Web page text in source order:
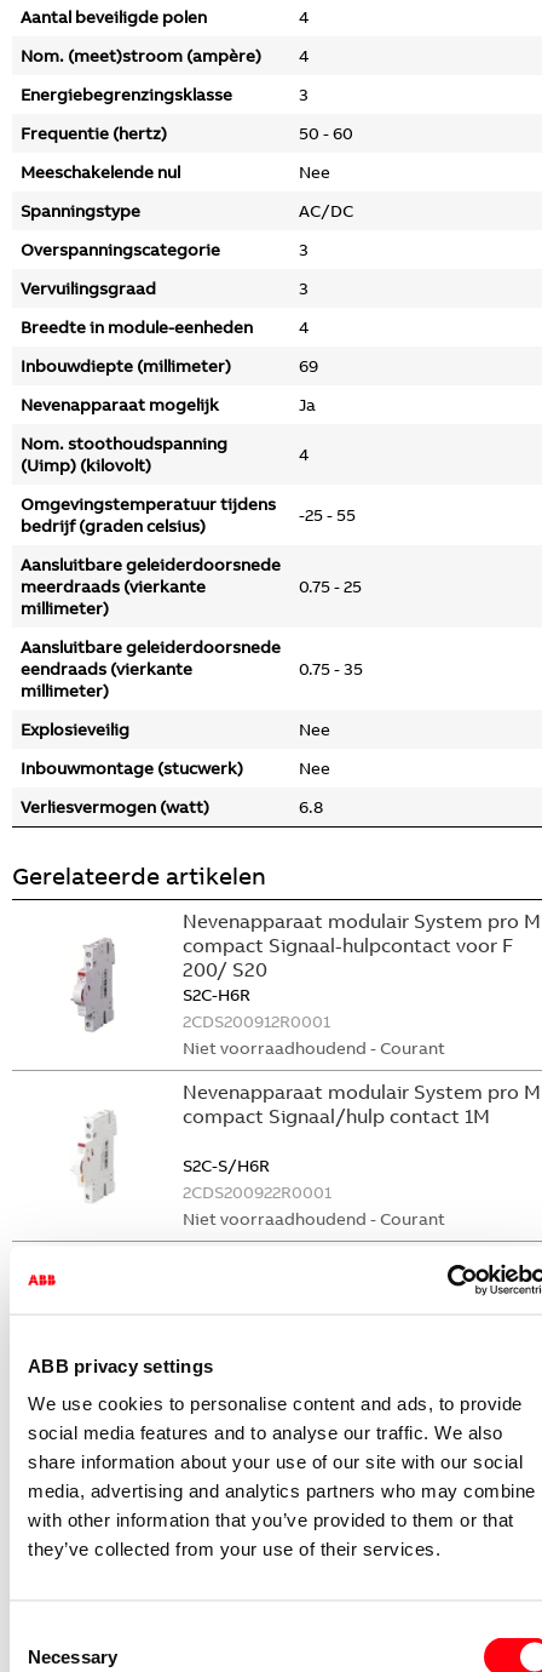
ABB privacy settings
We use cookies to personalise content and ads, to provide
social media features and to analyse our traffic. We also
share information about your use of our site with our social
media, advertising and analytics partners who may combine
with other information that you’ve provided to them or that
they’ve collected from your use of their services.
Selection
Necessary
Aantal beveiligde polen
4
Nom. (meet)stroom (ampère)
4
Energiebegrenzingsklasse
3
Frequentie (hertz)
50 - 60
Meeschakelende nul
Nee
Spanningstype
AC/DC
Overspanningscategorie
3
Vervuilingsgraad
3
Breedte in module-eenheden
4
Inbouwdiepte (millimeter)
69
Nevenapparaat mogelijk
Ja
Nom. stoothoudspanning
(Uimp) (kilovolt)
4
Omgevingstemperatuur tijdens
bedrijf (graden celsius)
-25 - 55
Aansluitbare geleiderdoorsnede
meerdraads (vierkante
millimeter)
0.75 - 25
Aansluitbare geleiderdoorsnede
eendraads (vierkante
millimeter)
0.75 - 35
Explosieveilig
Nee
Inbouwmontage (stucwerk)
Nee
Verliesvermogen (watt)
6.8
Gerelateerde artikelen
Nevenapparaat modulair System pro M
compact Signaal-hulpcontact voor F
200/ S20
S2C-H6R
2CDS200912R0001
Niet voorraadhoudend - Courant
Nevenapparaat modulair System pro M
compact Signaal/hulp contact 1M
S2C-S/H6R
2CDS200922R0001
Niet voorraadhoudend - Courant
Nevenapparaat modulair System pro M
2CDS200946R0001
Nevenapparaat modulair System pro M
compact Hulpcontact 1M+1V
2CDS200936R0001
Niet voorraadhoudend - Courant